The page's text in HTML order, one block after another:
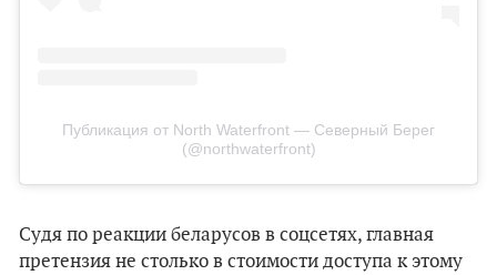
Публикация от North Waterfront — Северный Берег
(@northwaterfront)
Судя по реакции беларусов в соцсетях, главная
претензия не столько в стоимости доступа к этому